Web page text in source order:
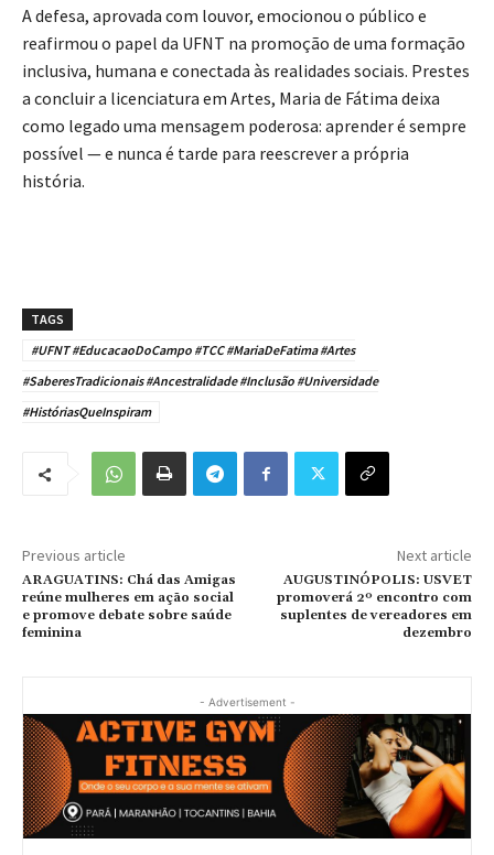
A defesa, aprovada com louvor, emocionou o público e
reafirmou o papel da UFNT na promoção de uma formação
inclusiva, humana e conectada às realidades sociais. Prestes
a concluir a licenciatura em Artes, Maria de Fátima deixa
como legado uma mensagem poderosa: aprender é sempre
possível — e nunca é tarde para reescrever a própria
história.
TAGS
#UFNT #EducacaoDoCampo #TCC #MariaDeFatima #Artes
#SaberesTradicionais #Ancestralidade #Inclusão #Universidade
#HistóriasQueInspiram
Previous article
ARAGUATINS: Chá das Amigas
reúne mulheres em ação social
e promove debate sobre saúde
feminina
Next article
AUGUSTINÓPOLIS: USVET
promoverá 2º encontro com
suplentes de vereadores em
dezembro
- Advertisement -